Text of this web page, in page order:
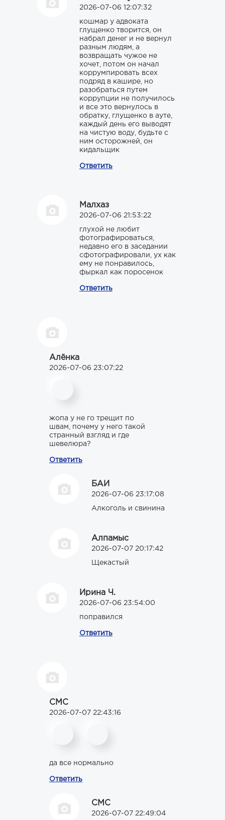
2026-07-06 12:07:32
кошмар у адвоката
глущенко творится, он
набрал денег и не вернул
разным людям, а
возвращать чужое не
хочет, потом он начал
коррумпировать всех
подряд в кашире, но
разобраться путем
коррупции не получилось
и все это вернулось в
обратку, глущенко в ауте,
каждый день его выводят
на чистую воду, будьте с
ним осторожней, он
кидальщик
Ответить
Малхаз
2026-07-06 21:53:22
глухой не любит
фотографироваться,
недавно его в заседании
сфотографировали, ух как
ему не понравилось,
фыркал как поросенок
Ответить
Алёнка
2026-07-06 23:07:22
жопа у не го трещит по
швам, почему у него такой
странный взгляд и где
шевелюра?
Ответить
БАИ
2026-07-06 23:17:08
Алкоголь и свинина
Алпамыс
2026-07-07 20:17:42
Щекастый
Ирина Ч.
2026-07-06 23:54:00
поправился
Ответить
CMC
2026-07-07 22:43:16
да все нормально
Ответить
СМС
2026-07-07 22:49:04